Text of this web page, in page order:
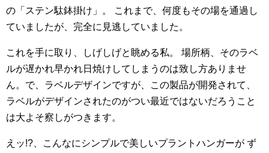
の「ステン駄鉢掛け」。 これまで、何度もその場を通過し
ていましたが、完全に見逃していました。
これを手に取り、しげしげと眺める私。 場所柄、そのラベ
ルが遅かれ早かれ日焼けしてしまうのは致し方ありませ
ん。で、ラベルデザインですが、この製品が開発されて、
ラベルがデザインされたのがつい最近ではないだろうこと
は大よそ察しがつきます。
えッ!?、こんなにシンプルで美しいプラントハンガーが ず